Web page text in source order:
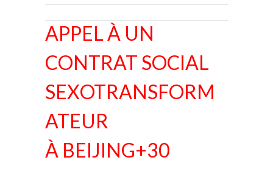
APPEL À UN
CONTRAT SOCIAL
SEXOTRANSFORM
ATEUR
À BEIJING+30